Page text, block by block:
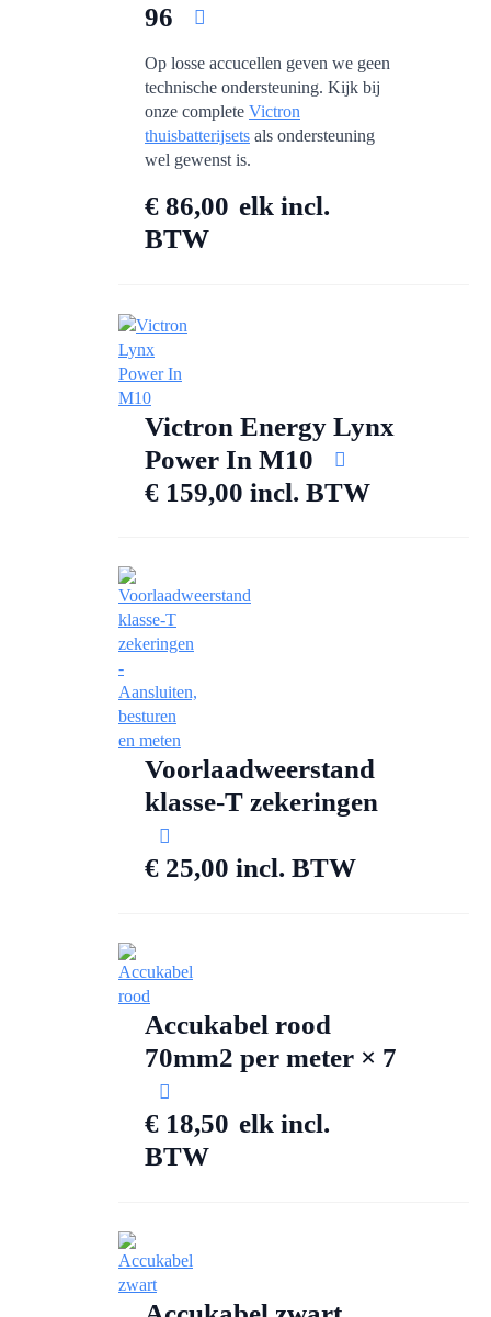
96
Op losse accucellen geven we geen
technische ondersteuning. Kijk bij
onze complete Victron
thuisbatterijsets als ondersteuning
wel gewenst is.
€ 86,00 elk incl.
BTW
Victron Energy Lynx
Power In M10
€ 159,00 incl. BTW
Voorlaadweerstand
klasse-T zekeringen
€ 25,00 incl. BTW
Accukabel rood
70mm2 per meter × 7
€ 18,50 elk incl.
BTW